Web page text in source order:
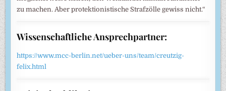
zu machen. Aber protektionistische Strafzölle gewiss nicht.“
Wissenschaftliche Ansprechpartner:
https://www.mcc-berlin.net/ueber-uns/team/creutzig-
felix.html